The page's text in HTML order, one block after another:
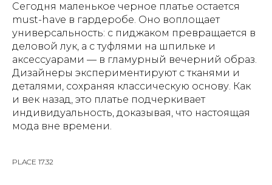
Сегодня маленькое черное платье остается
must-have в гардеробе. Оно воплощает
универсальность: с пиджаком превращается в
деловой лук, а с туфлями на шпильке и
аксессуарами — в гламурный вечерний образ.
Дизайнеры экспериментируют с тканями и
деталями, сохраняя классическую основу. Как
и век назад, это платье подчеркивает
индивидуальность, доказывая, что настоящая
мода вне времени.
PLACE 17.32